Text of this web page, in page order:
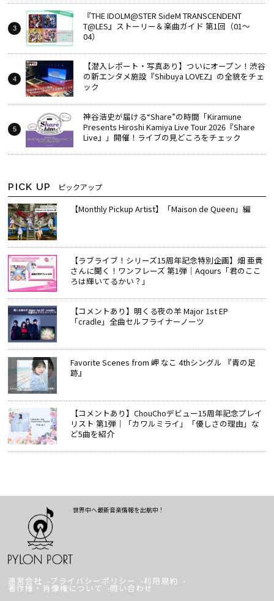
『THE IDOLM@STER SideM TRANSCENDENT
T@LES』ストーリー＆楽曲ガイド 第1回（01～
04）
【潜入レポート・写真あり】ついにオープン！渋谷
の新エンタメ施設『Shibuya LOVEZ』の全貌をチェ
ック
神谷浩史が届ける“Share”の時間――「Kiramune
Presents Hiroshi Kamiya Live Tour 2026『Share
Live』」開催！ライブの見どころをチェック
PICK UP ピックアップ
【Monthly Pickup Artist】「Maison de Queen」編
【ラブライブ！シリーズ15周年記念特別企画】畑 亜貴
さんに聞く！ワンフレーズ 第1弾｜Aqours「君のここ
ろは輝いてるかい？」
【コメントあり】明くる夜の羊 Major 1st EP
「cradle」全曲セルフライナーノーツ
Favorite Scenes from 岬 なこ 4thシングル 『青の足
跡』
【コメントあり】ChouChoデビュー15周年記念プレイ
リスト 第1弾｜「カワルミライ」「優しさの理由」な
ど5曲を紹介
世界中へ最新音楽情報を出航中！
運営会社 プライバシーポリシー 利用規約
著作権・肖像権について 問い合わせ